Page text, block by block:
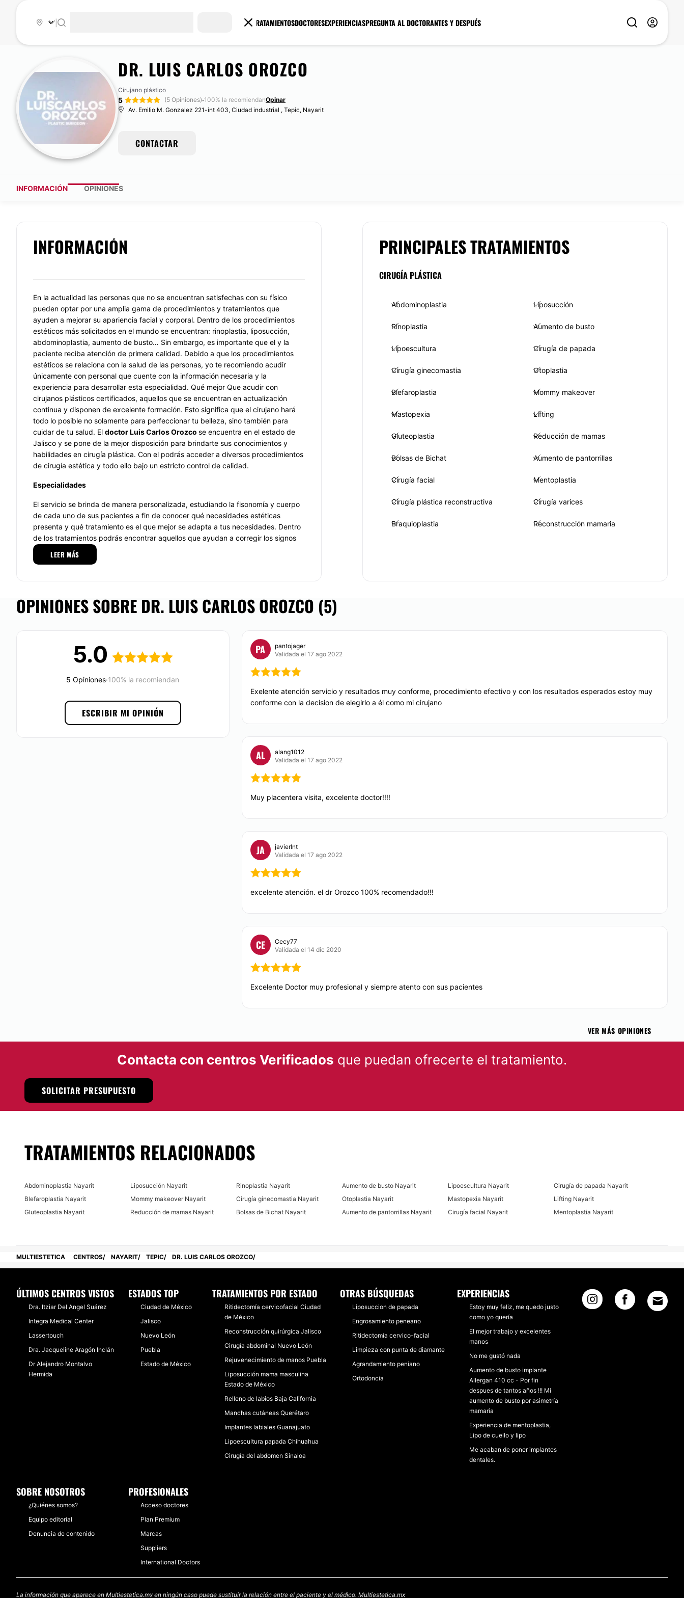
TRATAMIENTOSDOCTORESEXPERIENCIASPREGUNTA AL DOCTORANTES Y DESPUÉS
DR. LUIS CARLOS OROZCO
Cirujano plástico
5 (5 Opiniones)·100% la recomiendanOpinar
Av. Emilio M. Gonzalez 221-int 403, Ciudad industrial , Tepic, Nayarit
CONTACTAR
INFORMACIÓN OPINIONES
INFORMACIÓN
En la actualidad las personas que no se encuentran satisfechas con su físico
pueden optar por una amplia gama de procedimientos y tratamientos que
ayuden a mejorar su apariencia facial y corporal. Dentro de los procedimientos
estéticos más solicitados en el mundo se encuentran: rinoplastia, liposucción,
abdominoplastia, aumento de busto… Sin embargo, es importante que el y la
paciente reciba atención de primera calidad. Debido a que los procedimientos
estéticos se relaciona con la salud de las personas, yo te recomiendo acudir
únicamente con personal que cuente con la información necesaria y la
experiencia para desarrollar esta especialidad. Qué mejor Que acudir con
cirujanos plásticos certificados, aquellos que se encuentran en actualización
continua y disponen de excelente formación. Esto significa que el cirujano hará
todo lo posible no solamente para perfeccionar tu belleza, sino también para
cuidar de tu salud. El doctor Luis Carlos Orozco se encuentra en el estado de
Jalisco y se pone de la mejor disposición para brindarte sus conocimientos y
habilidades en cirugía plástica. Con el podrás acceder a diversos procedimientos
de cirugía estética y todo ello bajo un estricto control de calidad.
Especialidades
El servicio se brinda de manera personalizada, estudiando la fisonomía y cuerpo
de cada uno de sus pacientes a fin de conocer qué necesidades estéticas
presenta y qué tratamiento es el que mejor se adapta a tus necesidades. Dentro
de los tratamientos podrás encontrar aquellos que ayudan a corregir los signos
del envejecimiento, a perfeccionar tu rostro y cuerpo. De igual manera, al
presentar dudas este cirujano te brindará la información que necesitas a fin de
Equipo
cabo sus conocimientos en la práctica. Este profesional desempeña una labor
con arma calidad y se apoya de tecnologías y herramientas de primera.
Posibilidad de videoconsulta:
LEER MÁS
PRINCIPALES TRATAMIENTOS
CIRUGÍA PLÁSTICA
Abdominoplastia Liposucción
Rinoplastia Aumento de busto
Lipoescultura Cirugía de papada
Cirugía ginecomastia Otoplastia
Blefaroplastia Mommy makeover
Mastopexia Lifting
Gluteoplastia Reducción de mamas
Bolsas de Bichat Aumento de pantorrillas
Cirugía facial Mentoplastia
Cirugía plástica reconstructiva Cirugía varices
Braquioplastia Reconstrucción mamaria
OPINIONES SOBRE DR. LUIS CARLOS OROZCO (5)
5.0
5 Opiniones·100% la recomiendan
ESCRIBIR MI OPINIÓN
PA
pantojager
Validada el 17 ago 2022
Exelente atención servicio y resultados muy conforme, procedimiento efectivo y con los resultados esperados estoy muy
conforme con la decision de elegirlo a él como mi cirujano
AL
alang1012
Validada el 17 ago 2022
Muy placentera visita, excelente doctor!!!!
JA
javierlnt
Validada el 17 ago 2022
excelente atención. el dr Orozco 100% recomendado!!!
CE
Cecy77
Validada el 14 dic 2020
Excelente Doctor muy profesional y siempre atento con sus pacientes
VER MÁS OPINIONES
Contacta con centros Verificados que puedan ofrecerte el tratamiento.
SOLICITAR PRESUPUESTO
TRATAMIENTOS RELACIONADOS
Abdominoplastia Nayarit Liposucción Nayarit Rinoplastia Nayarit Aumento de busto Nayarit Lipoescultura Nayarit
Cirugía de papada Nayarit
Blefaroplastia Nayarit
Mommy makeover Nayarit Cirugía ginecomastia Nayarit Otoplastia Nayarit Mastopexia Nayarit
Lifting Nayarit
Gluteoplastia Nayarit
Reducción de mamas Nayarit Bolsas de Bichat Nayarit Aumento de pantorrillas Nayarit Cirugía facial Nayarit Mentoplastia Nayarit
MULTIESTETICA CENTROS NAYARIT TEPIC DR. LUIS CARLOS OROZCO
ÚLTIMOS CENTROS VISTOS
Dra. Itziar Del Angel Suárez
Integra Medical Center
Lassertouch
Dra. Jacqueline Aragón Inclán
Dr Alejandro Montalvo
Hermida
ESTADOS TOP
Ciudad de México
Jalisco
Nuevo León
Puebla
Estado de México
TRATAMIENTOS POR ESTADO
Ritidectomía cervicofacial Ciudad
de México
Reconstrucción quirúrgica Jalisco
Cirugía abdominal Nuevo León
Rejuvenecimiento de manos Puebla
Liposucción mama masculina
Estado de México
Relleno de labios Baja California
Manchas cutáneas Querétaro
Implantes labiales Guanajuato
Lipoescultura papada Chihuahua
Cirugía del abdomen Sinaloa
OTRAS BÚSQUEDAS
Liposuccion de papada
Engrosamiento peneano
Ritidectomía cervico-facial
Limpieza con punta de diamante
Agrandamiento peniano
Ortodoncia
EXPERIENCIAS
Estoy muy feliz, me quedo justo
como yo quería
El mejor trabajo y excelentes
manos
No me gustó nada
Aumento de busto implante
Allergan 410 cc - Por fin
despues de tantos años !!! Mi
aumento de busto por asimetría
mamaria
Experiencia de mentoplastia,
Lipo de cuello y lipo
Me acaban de poner implantes
dentales.
SOBRE NOSOTROS
¿Quiénes somos?
Equipo editorial
Denuncia de contenido
PROFESIONALES
Acceso doctores
Plan Premium
Marcas
Suppliers
International Doctors
La información que aparece en Multiestetica.mx en ningún caso puede sustituir la relación entre el paciente y el médico. Multiestetica.mx